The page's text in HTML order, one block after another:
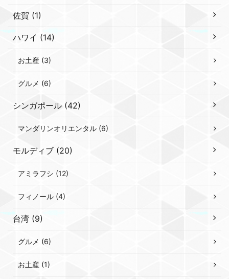
佐賀 (1)
ハワイ (14)
お土産 (3)
グルメ (6)
シンガポール (42)
マンダリンオリエンタル (6)
モルディブ (20)
アミラフシ (12)
フィノール (4)
台湾 (9)
グルメ (6)
お土産 (1)